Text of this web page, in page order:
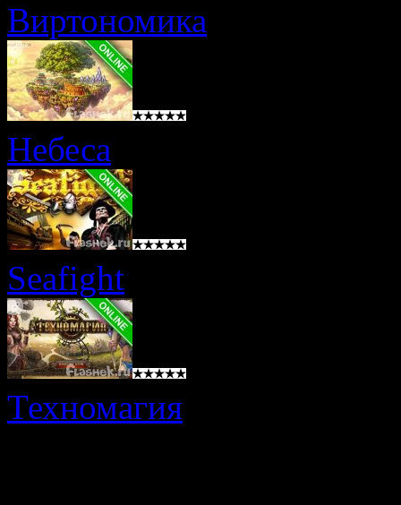
Виртономика
Небеса
Seafight
Техномагия